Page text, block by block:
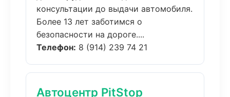
консультации до выдачи автомобиля.
Более 13 лет заботимся о
безопасности на дороге....
Телефон: 8 (914) 239 74 21
Автоцентр PitStop